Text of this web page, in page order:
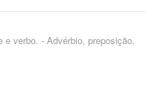
verbo. - Advérbio, preposição,